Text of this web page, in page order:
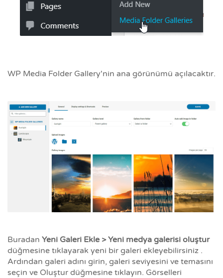
WP Media Folder Gallery'nin ana görünümü açılacaktır.
Buradan Yeni Galeri Ekle > Yeni medya galerisi oluştur
düğmesine tıklayarak yeni bir galeri ekleyebilirsiniz .
Ardından galeri adını girin, galeri seviyesini ve temasını
seçin ve Oluştur düğmesine tıklayın. Görselleri